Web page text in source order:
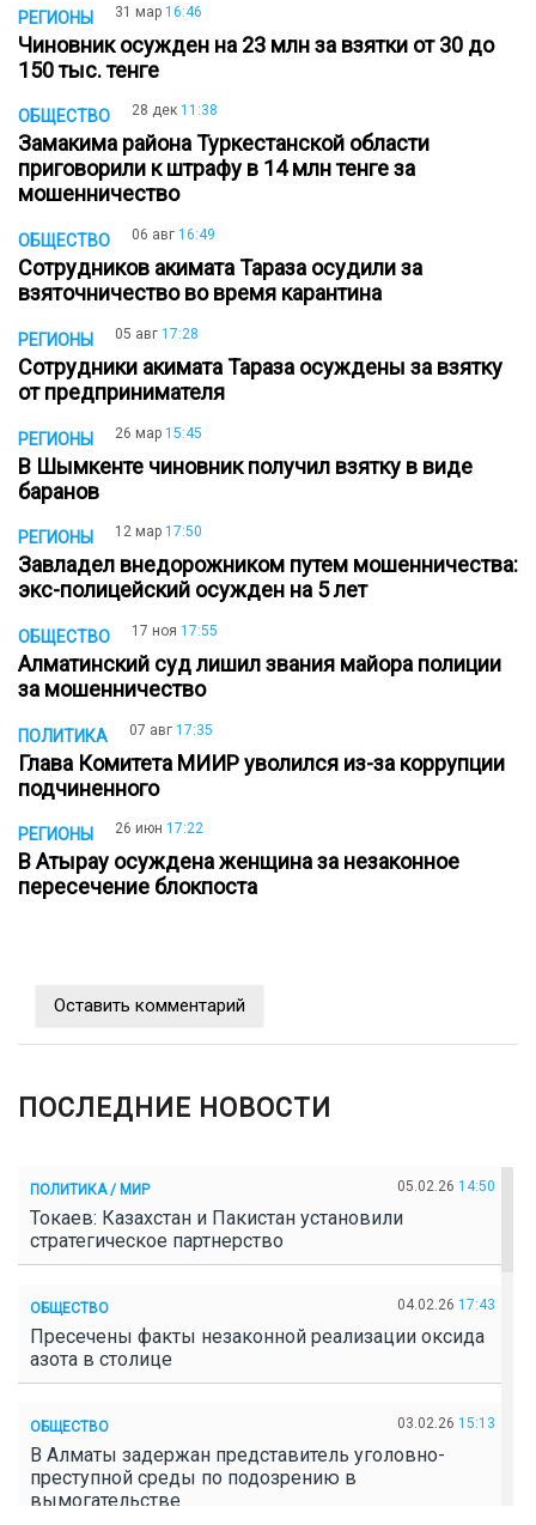
РЕГИОНЫ 31 мар 16:46
Чиновник осужден на 23 млн за взятки от 30 до
150 тыс. тенге
ОБЩЕСТВО 28 дек 11:38
Замакима района Туркестанской области
приговорили к штрафу в 14 млн тенге за
мошенничество
ОБЩЕСТВО 06 авг 16:49
Сотрудников акимата Тараза осудили за
взяточничество во время карантина
РЕГИОНЫ 05 авг 17:28
Сотрудники акимата Тараза осуждены за взятку
от предпринимателя
РЕГИОНЫ 26 мар 15:45
В Шымкенте чиновник получил взятку в виде
баранов
РЕГИОНЫ 12 мар 17:50
Завладел внедорожником путем мошенничества:
экс-полицейский осужден на 5 лет
ОБЩЕСТВО 17 ноя 17:55
Алматинский суд лишил звания майора полиции
за мошенничество
ПОЛИТИКА 07 авг 17:35
Глава Комитета МИИР уволился из-за коррупции
подчиненного
РЕГИОНЫ 26 июн 17:22
В Атырау осуждена женщина за незаконное
пересечение блокпоста
Оставить комментарий
ПОСЛЕДНИЕ НОВОСТИ
ПОЛИТИКА / МИР 05.02.26 14:50
Токаев: Казахстан и Пакистан установили
стратегическое партнерство
ОБЩЕСТВО 04.02.26 17:43
Пресечены факты незаконной реализации оксида
азота в столице
ОБЩЕСТВО 03.02.26 15:13
В Алматы задержан представитель уголовно-
преступной среды по подозрению в
вымогательстве